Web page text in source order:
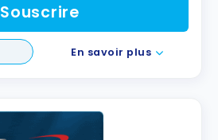
Souscrire
En savoir plus